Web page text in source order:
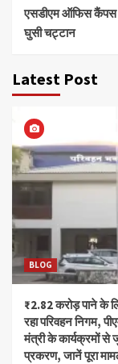
एसडीएम ऑफिस कैंपस
घुसी चट्टान
Latest Post
BLOG
₹2.82 करोड़ पाने के
रहा परिवहन निगम,
मंत्री के कार्यक्रमों से
प्रकरण, जानें पूरा